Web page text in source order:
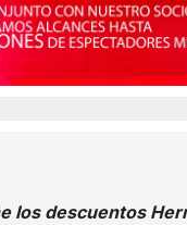
los descuentos